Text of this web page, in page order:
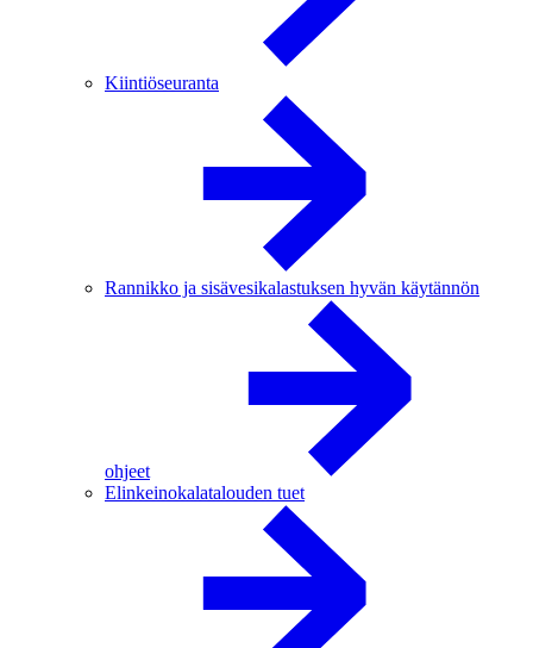
Kiintiöseuranta
Rannikko ja sisävesikalastuksen hyvän käytännön
ohjeet
Elinkeinokalatalouden tuet